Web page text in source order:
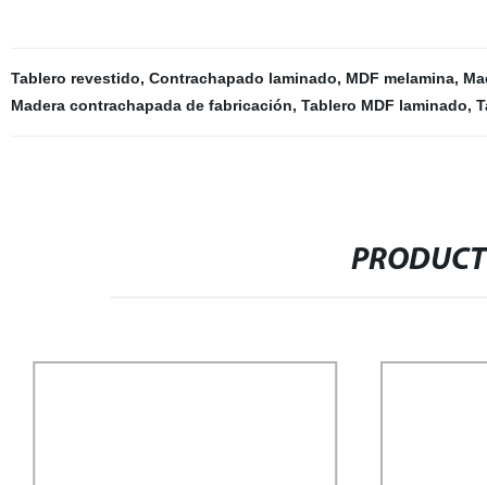
Tablero revestido, Contrachapado laminado, MDF melamina,
Madera contrachapada de fabricación, Tablero MDF laminado,